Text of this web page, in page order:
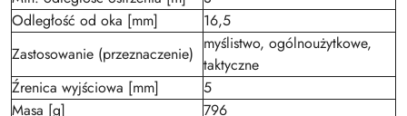
Odległość od oka [mm]
16,5
Zastosowanie (przeznaczenie)
myślistwo, ogólnoużytkowe,
taktyczne
Źrenica wyjściowa [mm]
5
Masa [g]
796